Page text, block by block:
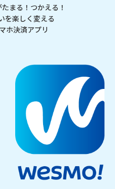
まる！つかえる！
を楽しく変える
ホ決済アプリ